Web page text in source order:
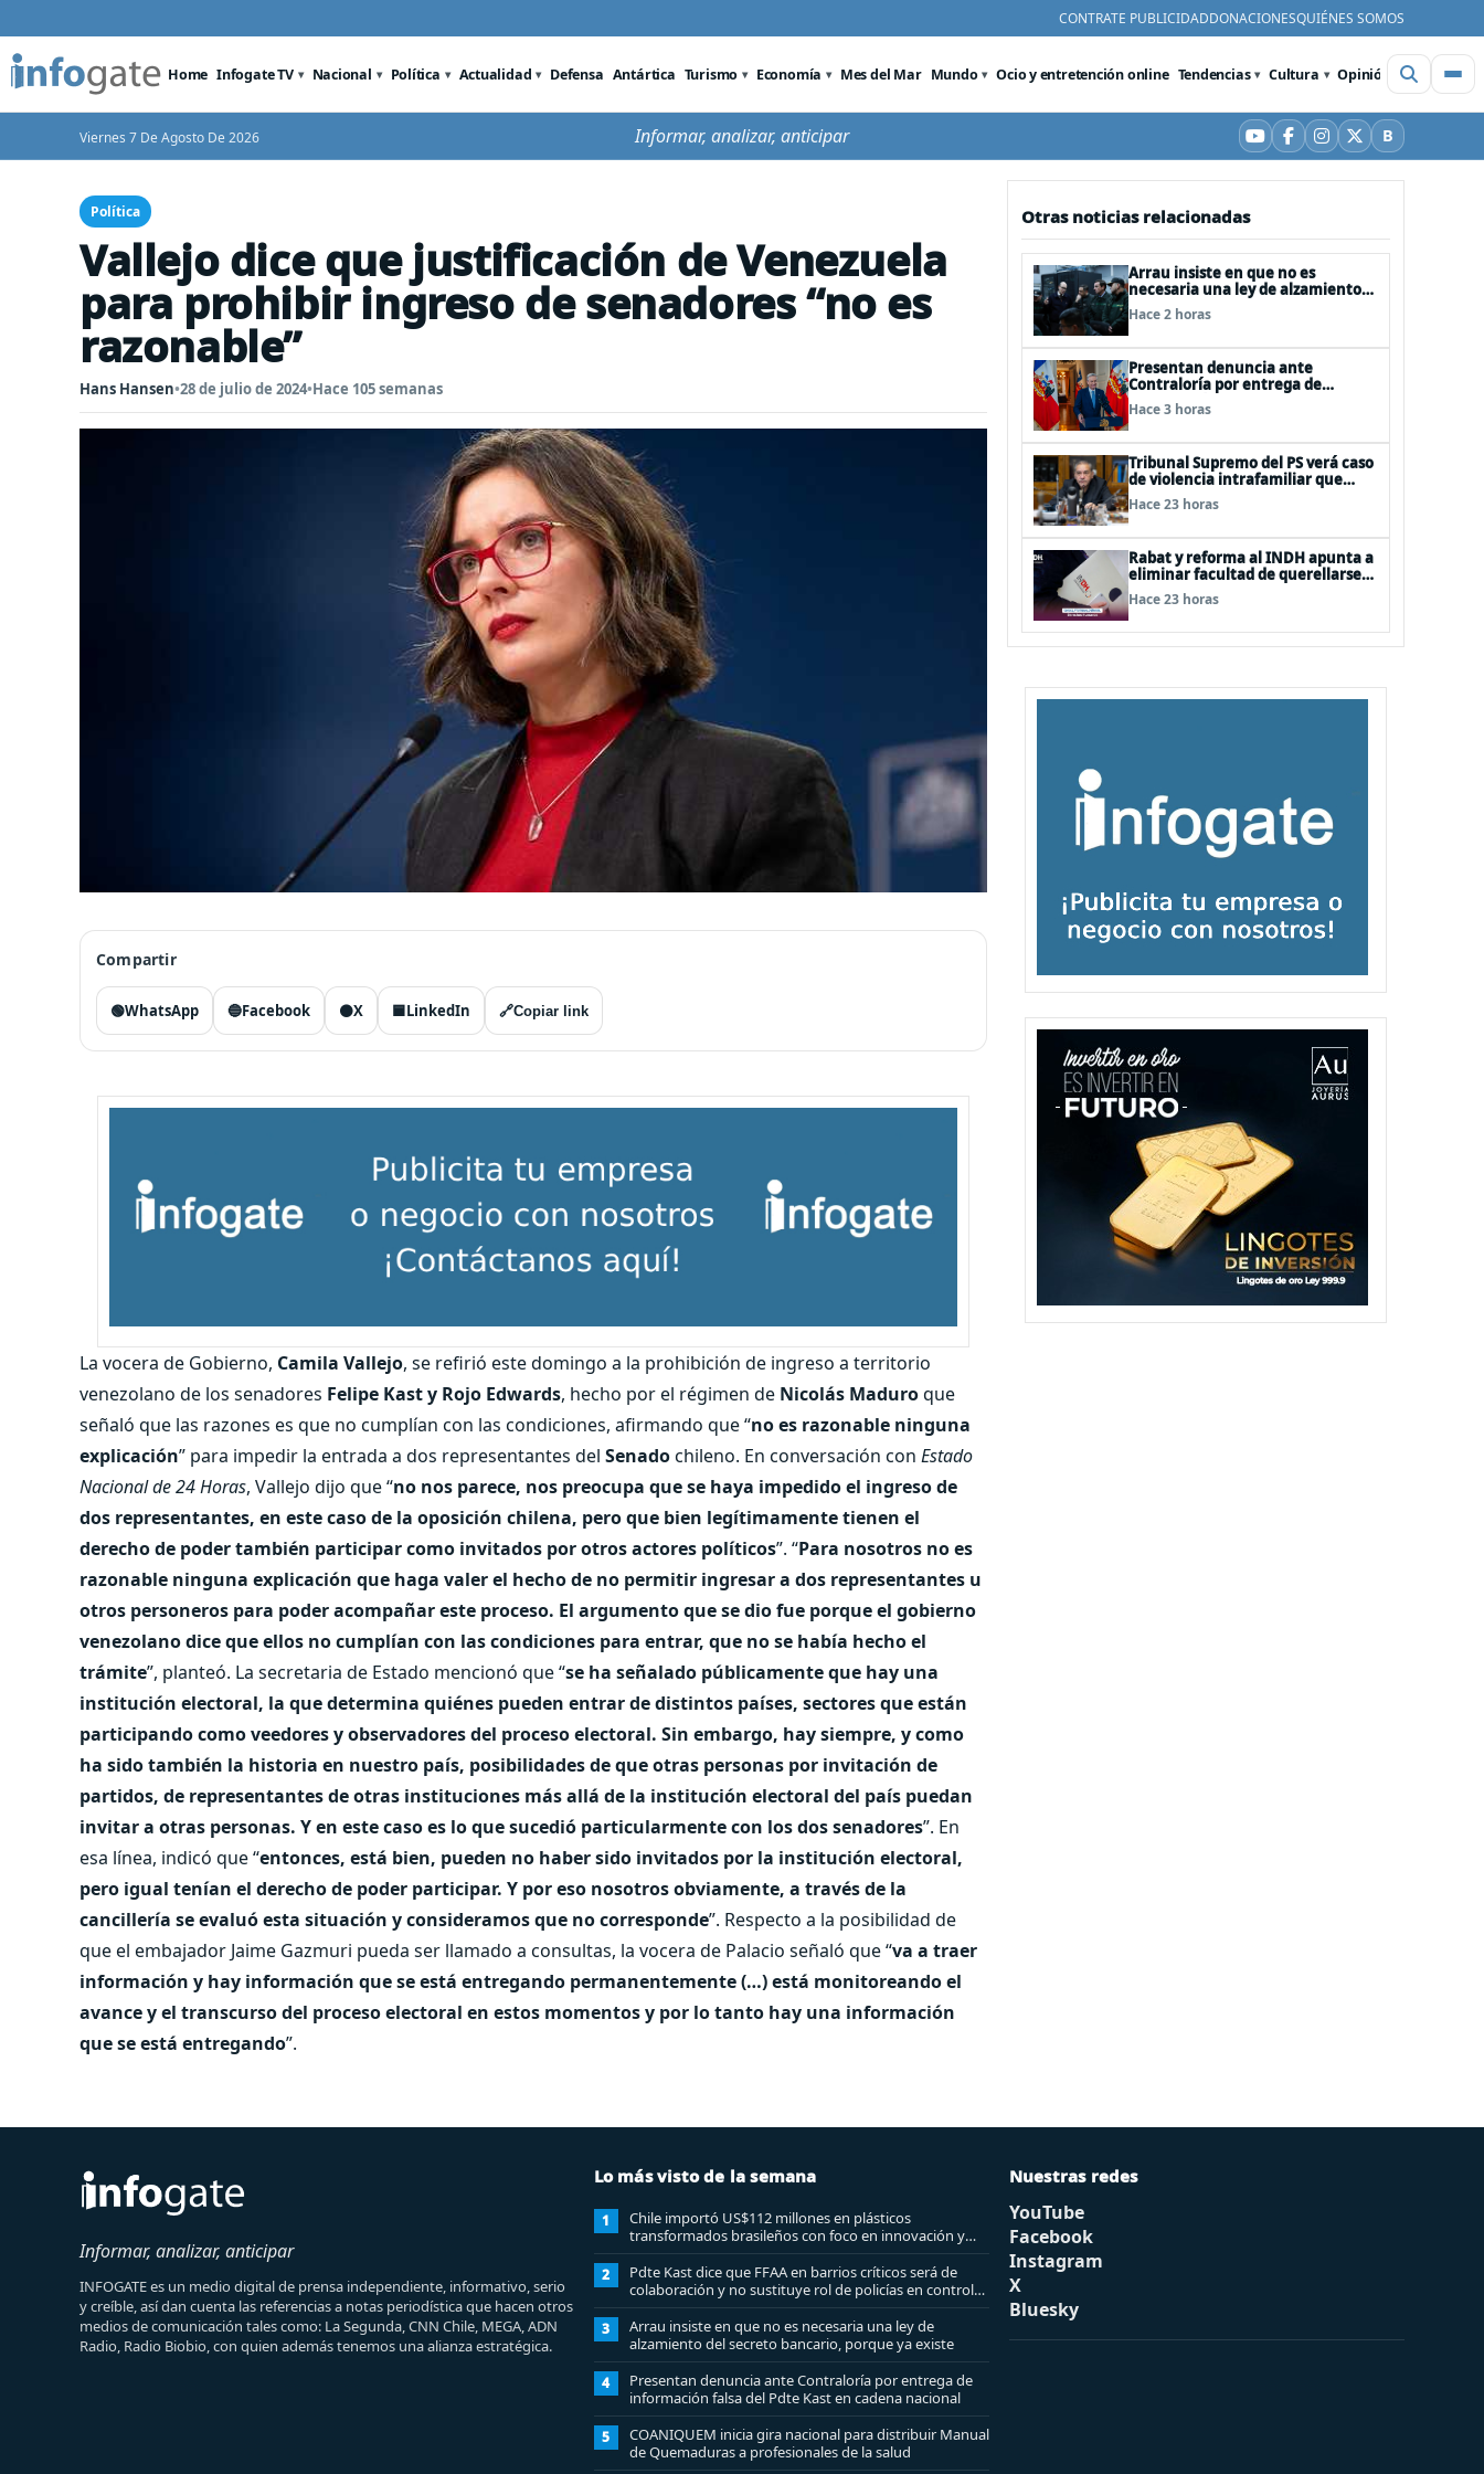
CONTRATE PUBLICIDADDONACIONESQUIÉNES SOMOS
Home Infogate TV Nacional Política Actualidad Defensa Antártica Turismo Economía Mes del Mar Mundo Ocio y entretención online Tendencias Cultura Opinión Videos
Viernes 7 De Agosto De 2026 Informar, analizar, anticipar YouTube
Facebook
Instagram
X BBluesky
Política
Vallejo dice que justificación de Venezuela
para prohibir ingreso de senadores “no es
razonable”
Hans Hansen•28 de julio de 2024•Hace 105 semanas
Compartir
🟢WhatsApp 🔵Facebook ⚫X 🟦LinkedIn 🔗Copiar link
La vocera de Gobierno, Camila Vallejo, se refirió este domingo a la prohibición de ingreso a territorio
venezolano de los senadores Felipe Kast y Rojo Edwards, hecho por el régimen de Nicolás Maduroque
señaló que las razones es que no cumplían con las condiciones, afirmando que “no es razonable ninguna
explicación” para impedir la entrada a dos representantes del Senadochileno. En conversación con Estado
Nacional de 24 Horas, Vallejo dijo que “no nos parece, nos preocupa que se haya impedido el ingreso de
dos representantes, en este caso de la oposición chilena, pero que bien legítimamente tienen el
derecho de poder también participar como invitados por otros actores políticos”. “Para nosotros no es
razonable ninguna explicación que haga valer el hecho de no permitir ingresar a dos representantes u
otros personeros para poder acompañar este proceso. El argumento que se dio fue porque el gobierno
venezolano dice que ellos no cumplían con las condiciones para entrar, que no se había hecho el
trámite”, planteó. La secretaria de Estado mencionó que “se ha señalado públicamente que hay una
institución electoral, la que determina quiénes pueden entrar de distintos países, sectores que están
participando como veedores y observadores del proceso electoral. Sin embargo, hay siempre, y como
ha sido también la historia en nuestro país, posibilidades de que otras personas por invitación de
partidos, de representantes de otras instituciones más allá de la institución electoral del país puedan
invitar a otras personas. Y en este caso es lo que sucedió particularmente con los dos senadores”. En
esa línea, indicó que “entonces, está bien, pueden no haber sido invitados por la institución electoral,
pero igual tenían el derecho de poder participar. Y por eso nosotros obviamente, a través de la
cancillería se evaluó esta situación y consideramos que no corresponde”. Respecto a la posibilidad de
que el embajador Jaime Gazmuri pueda ser llamado a consultas, la vocera de Palacio señaló que “va a traer
información y hay información que se está entregando permanentemente (…) está monitoreando el
avance y el transcurso del proceso electoral en estos momentos y por lo tanto hay una información
que se está entregando”.
Otras noticias relacionadas
Arrau insiste en que no es
necesaria una ley de alzamiento
del secreto bancario, porque ya
existe
Hace 2 horas
Presentan denuncia ante
Contraloría por entrega de
información falsa del Pdte Kast en
cadena nacional
Hace 3 horas
Tribunal Supremo del PS verá caso
de violencia intrafamiliar que
afecta al senador Fidel Espinoza
Hace 23 horas
Rabat y reforma al INDH apunta a
eliminar facultad de querellarse
para hacerlo “consultivo”
Hace 23 horas
Informar, analizar, anticipar
INFOGATE es un medio digital de prensa independiente, informativo, serio
y creíble, así dan cuenta las referencias a notas periodística que hacen otros
medios de comunicación tales como: La Segunda, CNN Chile, MEGA, ADN
Radio, Radio Biobio, con quien además tenemos una alianza estratégica.
Lo más visto de la semana
1
Chile importó US$112 millones en plásticos
transformados brasileños con foco en innovación y
sostenibilidad
2
Pdte Kast dice que FFAA en barrios críticos será de
colaboración y no sustituye rol de policías en control
del orden público
3
Arrau insiste en que no es necesaria una ley de
alzamiento del secreto bancario, porque ya existe
4
Presentan denuncia ante Contraloría por entrega de
información falsa del Pdte Kast en cadena nacional
5
COANIQUEM inicia gira nacional para distribuir Manual
de Quemaduras a profesionales de la salud
Nuestras redes
YouTube
Facebook
Instagram
X
Bluesky